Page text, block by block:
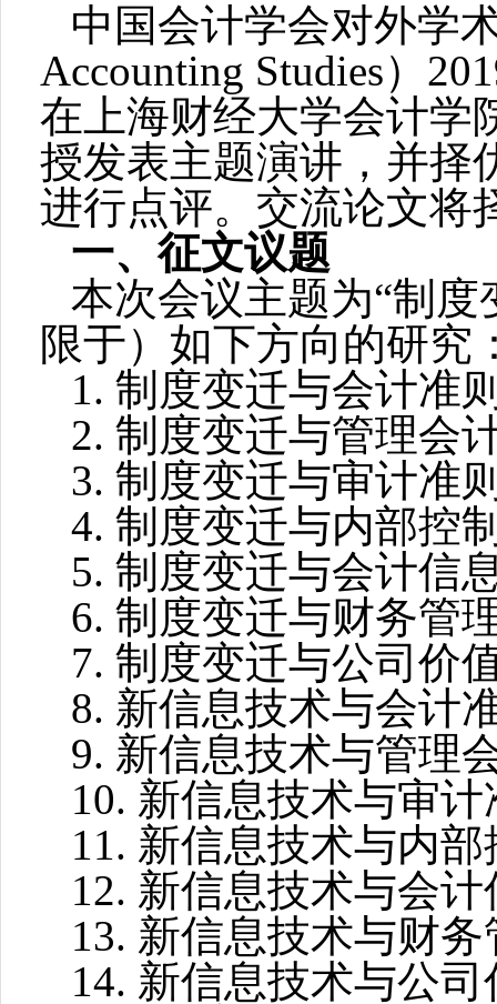
中国会计学会对外学
Accounting Studies）
在上海财经大学会计学
授发表主题演讲，并择
进行点评。交流论文将
一、征文议题
本次会议主题为“制度
限于）如下方向的研究
1. 制度变迁与会计准
2. 制度变迁与管理会
3. 制度变迁与审计准
4. 制度变迁与内部控
5. 制度变迁与会计信
6. 制度变迁与财务管
7. 制度变迁与公司价
8. 新信息技术与会计
9. 新信息技术与管理
10. 新信息技术与审
11. 新信息技术与内
12. 新信息技术与会
13. 新信息技术与财
14. 新信息技术与公